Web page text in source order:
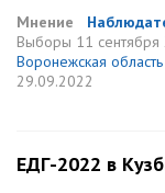
Мнение
Выборы 11 сентября
Воронежская область
29.09.2022
ЕДГ-2022 в